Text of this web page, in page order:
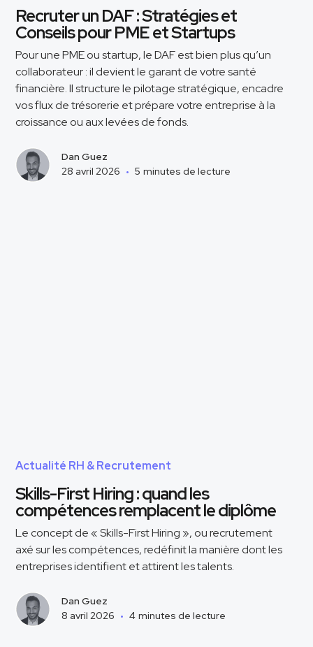
Recruter un DAF : Stratégies et
Conseils pour PME et Startups
Pour une PME ou startup, le DAF est bien plus qu’un
collaborateur : il devient le garant de votre santé
financière. Il structure le pilotage stratégique, encadre
vos flux de trésorerie et prépare votre entreprise à la
croissance ou aux levées de fonds.
Dan Guez
28 avril 2026 • 5 minutes de lecture
Actualité RH & Recrutement
Skills-First Hiring : quand les
compétences remplacent le diplôme
Le concept de « Skills-First Hiring », ou recrutement
axé sur les compétences, redéfinit la manière dont les
entreprises identifient et attirent les talents.
Dan Guez
8 avril 2026 • 4 minutes de lecture